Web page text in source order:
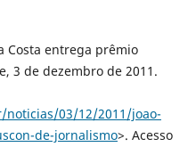
Costa entrega prêmio
3 de dezembro de 2011.
03/12/2011/joao-
de-jornalismo>. Acesso